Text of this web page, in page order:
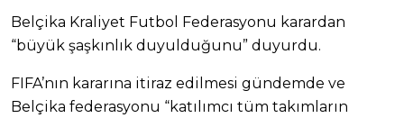
Belçika Kraliyet Futbol Federasyonu karardan
“büyük şaşkınlık duyulduğunu” duyurdu.
FIFA’nın kararına itiraz edilmesi gündemde ve
Belçika federasyonu “katılımcı tüm takımların